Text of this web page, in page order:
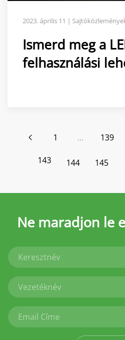
2023. április 11 |
Ismerd meg a
felhasználási
1 … 139
143 144 145
Ne maradjon le